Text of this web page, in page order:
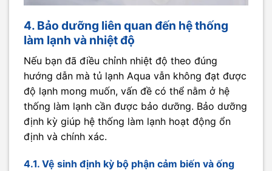
4. Bảo dưỡng liên quan đến hệ thống
làm lạnh và nhiệt độ
Nếu bạn đã điều chỉnh nhiệt độ theo đúng
hướng dẫn mà tủ lạnh Aqua vẫn không đạt được
độ lạnh mong muốn, vấn đề có thể nằm ở hệ
thống làm lạnh cần được bảo dưỡng. Bảo dưỡng
định kỳ giúp hệ thống làm lạnh hoạt động ổn
định và chính xác.
4.1. Vệ sinh định kỳ bộ phận cảm biến và ống